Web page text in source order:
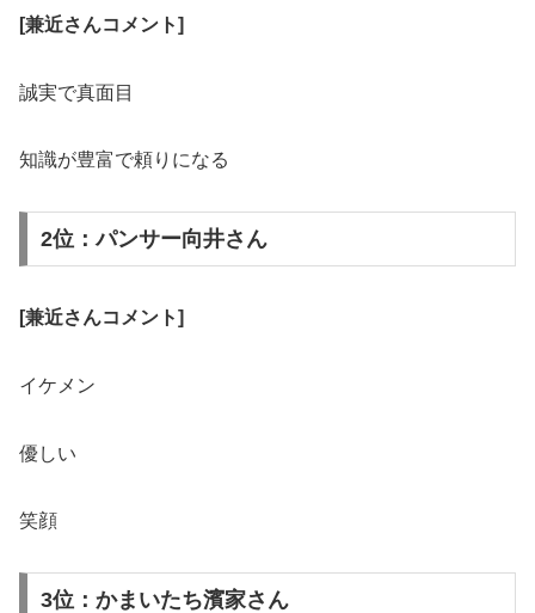
[兼近さんコメント]
誠実で真面目
知識が豊富で頼りになる
2位：パンサー向井さん
[兼近さんコメント]
イケメン
優しい
笑顔
3位：かまいたち濱家さん